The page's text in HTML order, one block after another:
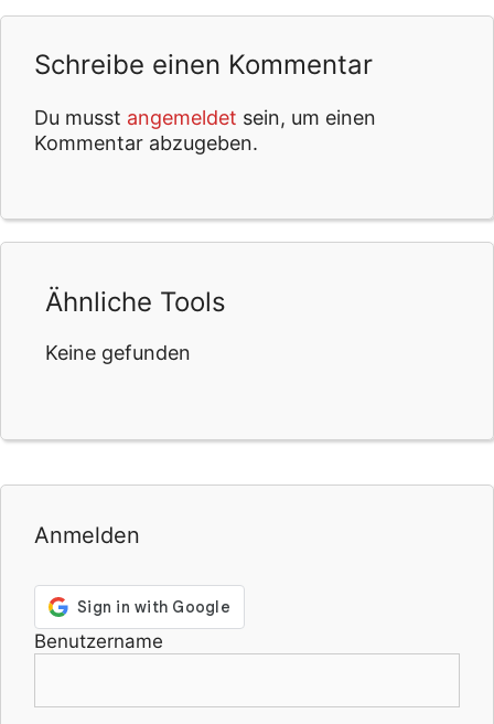
Schreibe einen Kommentar
Du musst angemeldet sein, um einen
Kommentar abzugeben.
Ähnliche Tools
Keine gefunden
Anmelden
Benutzername